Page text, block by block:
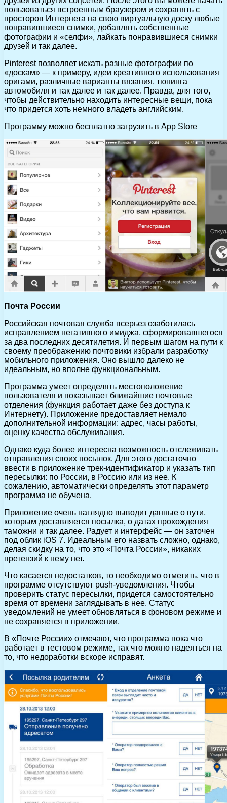
пользоваться встроенным браузером и сохранять с
просторов Интернета на свою виртуальную доску любые
понравившиеся снимки, добавлять собственные
фотографии и «селфи», лайкать понравившиеся снимки
друзей и так далее.
Pinterest позволяет искать разные фотографии по
«доскам» — к примеру, идеи креативного использования
оригами, различные варианты вязания, тюнинга
автомобиля и так далее и так далее. Правда, для того,
чтобы действительно находить интересные вещи, пока
что придется хоть немного владеть английским.
Программу можно бесплатно загрузить в App Store
Почта России
Российская почтовая служба всерьез озаботилась
исправлением негативного имиджа, сформировавшегося
за два последних десятилетия. И первым шагом на пути к
своему преображению почтовики избрали разработку
мобильного приложения. Оно вышло далеко не
идеальным, но вполне функциональным.
Программа умеет определять местоположение
пользователя и показывает ближайшие почтовые
отделения (функция работает даже без доступа к
Интернету). Приложение предоставляет немало
дополнительной информации: адрес, часы работы,
оценку качества обслуживания.
Однако куда более интересна возможность отслеживать
отправления своих посылок. Для этого достаточно
ввести в приложение трек-идентификатор и указать тип
пересылки: по России, в Россию или из нее. К
сожалению, автоматически определять этот параметр
программа не обучена.
Приложение очень наглядно выводит данные о пути,
которым доставляется посылка, о датах прохождения
таможни и так далее. Радует и интерфейс — он заточен
под облик iOS 7. Идеальным его назвать сложно, однако,
делая скидку на то, что это «Почта России», никаких
претензий к нему нет.
Что касается недостатков, то необходимо отметить, что в
программе отсутствуют push-уведомления. Чтобы
проверить статус пересылки, придется самостоятельно
время от времени заглядывать в нее. Статус
уведомлений не умеет обновляться в фоновом режиме и
не сохраняется в приложении.
В «Почте России» отмечают, что программа пока что
работает в тестовом режиме, так что можно надеяться на
то, что недоработки вскоре исправят.